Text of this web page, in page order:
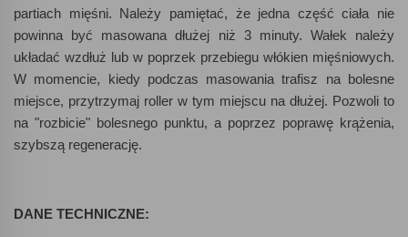
partiach mięśni. Należy pamiętać, że jedna część ciała nie
powinna być masowana dłużej niż 3 minuty. Wałek należy
układać wzdłuż lub w poprzek przebiegu włókien mięśniowych.
W momencie, kiedy podczas masowania trafisz na bolesne
miejsce, przytrzymaj roller w tym miejscu na dłużej. Pozwoli to
na "rozbicie" bolesnego punktu, a poprzez poprawę krążenia,
szybszą regenerację.
DANE TECHNICZNE: